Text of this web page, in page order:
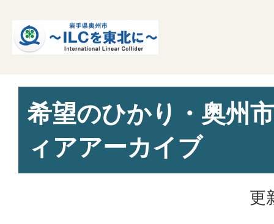
希望のひかり・奥州
ィアアーカイブ
更